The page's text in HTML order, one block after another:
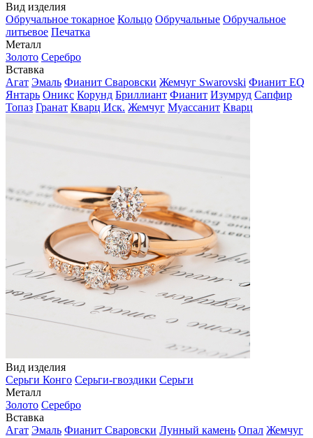
Вид изделия
Обручальное токарное Кольцо Обручальные Обручальное
литьевое Печатка
Металл
Золото Серебро
Вставка
Агат Эмаль Фианит Сваровски Жемчуг Swarovski Фианит EQ
Янтарь Оникс Корунд Бриллиант Фианит Изумруд Сапфир
Топаз Гранат Кварц Иск. Жемчуг Муассанит Кварц
Вид изделия
Серьги Конго Серьги-гвоздики Серьги
Металл
Золото Серебро
Вставка
Агат Эмаль Фианит Сваровски Лунный камень Опал Жемчуг